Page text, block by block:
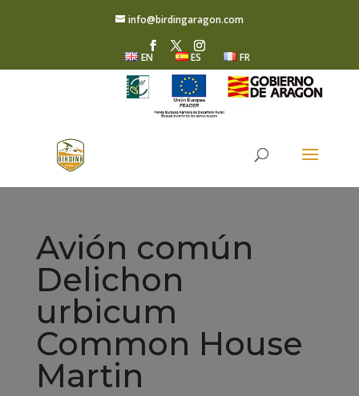
info@birdingaragon.com
EN ES FR
Avión común
Delichon
urbicum
Common House
Martin